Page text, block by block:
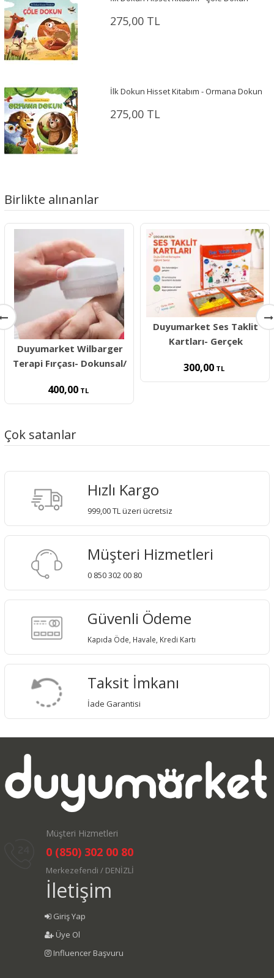
275,00 TL
İlk Dokun Hisset Kitabım - Ormana Dokun
275,00 TL
Birlikte alınanlar
Duyumarket Wilbarger
Terapi Fırçası- Dokunsal/
400,00 TL
Duyumarket Ses Taklit
Kartları- Gerçek
300,00 TL
Çok satanlar
Hızlı Kargo
999,00 TL üzeri ücretsiz
Müşteri Hizmetleri
0 850 302 00 80
Güvenli Ödeme
Kapıda Öde, Havale, Kredi Kartı
Taksit İmkanı
İade Garantisi
Müşteri Hizmetleri
0 (850) 302 00 80
Merkezefendi / DENİZLİ
İletişim
Giriş Yap
Üye Ol
Influencer Başvuru